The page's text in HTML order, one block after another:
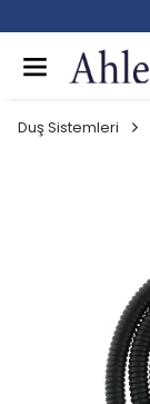
Duş Sistemleri